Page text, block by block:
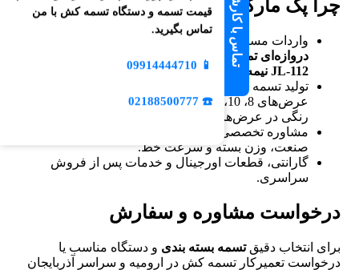
چرا پک مارکت؟
واردات مستقیم تسمه‌کش میزی نیمه‌اتوماتیک
دروازه‌ای تمام‌اتوماتیک
JL-112 نیمه‌اتوماتیک
تولید تسمه بسته بندی
عرض‌های 8، 10، 12، 16 میلی‌متر و عرضه
رنگی در عرض‌های 16 و 19 میلی‌متر.
مشاوره تخصصی انتخاب تسمه و دستگاه با توجه به
صنعت، وزن بسته و سرعت خط.
گارانتی، قطعات اورجینال و خدمات پس از فروش
سراسری.
درخواست مشاوره و سفارش
برای انتخاب دقیقتسمه بسته بندی و دستگاه مناسب یا
درخواست تعمیرکار تسمه کش در ارومیه و سراسر آذربایجان
قیمت تسمه و دستگاه تسمه کش با من
تماس بگیرید.
📱
09914444710
☎️ 02188500777